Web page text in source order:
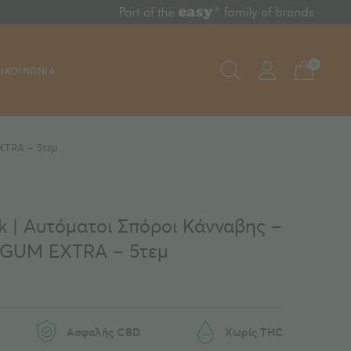
0
– 5τεμ
| Αυτόματοι Σπόροι Κάνναβης –
EXTRA – 5τεμ
Ασφαλής CBD Χωρίς THC